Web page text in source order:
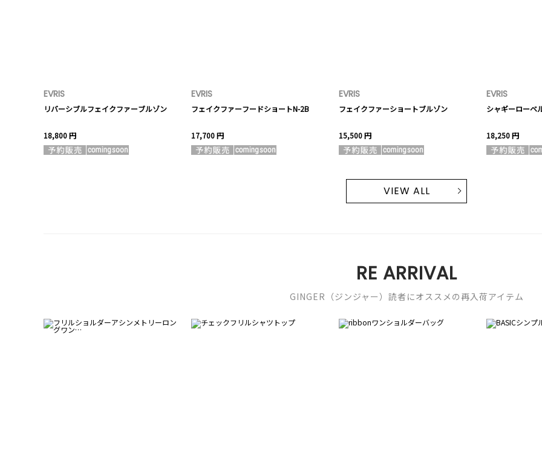
EVRIS
リバーシブルフェイクファーブルゾン
18,800 円
EVRIS
フェイクファーフードショートN-2B
17,700 円
EVRIS
フェイクファーショートブルゾン
15,500 円
EVRIS
シャギーローベ
18,250 円
VIEW ALL
RE ARRIVAL
GINGER（ジンジャー）読者にオススメの再入荷アイテム